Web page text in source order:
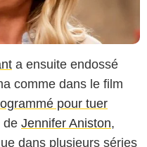
a ensuite endossé
comme dans le film
pour tuer
de Jennifer Aniston,
dans plusieurs séries